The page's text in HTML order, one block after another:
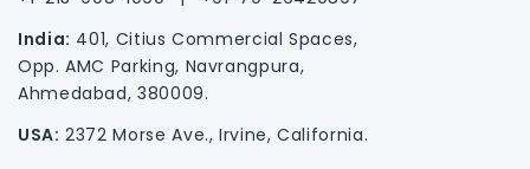
India: 401, Citius Commercial Spaces,
Opp. AMC Parking, Navrangpura,
Ahmedabad, 380009.
USA: 2372 Morse Ave., Irvine, California.